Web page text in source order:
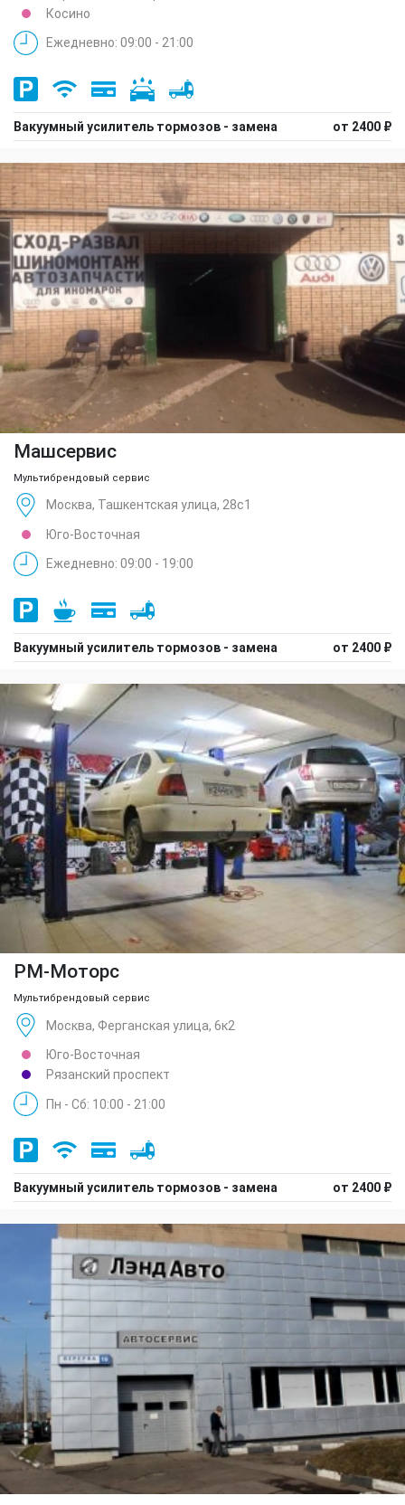
Косино
Ежедневно: 09:00 - 21:00
Вакуумный усилитель тормозов - замена от 2400 ₽
Машсервис
Мультибрендовый сервис
Москва, Ташкентская улица, 28с1
Юго-Восточная
Ежедневно: 09:00 - 19:00
Вакуумный усилитель тормозов - замена от 2400 ₽
РМ-Моторс
Мультибрендовый сервис
Москва, Ферганская улица, 6к2
Юго-Восточная
Рязанский проспект
Пн - Сб: 10:00 - 21:00
Вакуумный усилитель тормозов - замена от 2400 ₽